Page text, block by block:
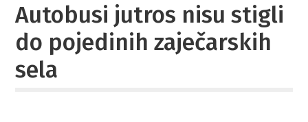
Autobusi jutros nisu stigli
do pojedinih zaječarskih
sela